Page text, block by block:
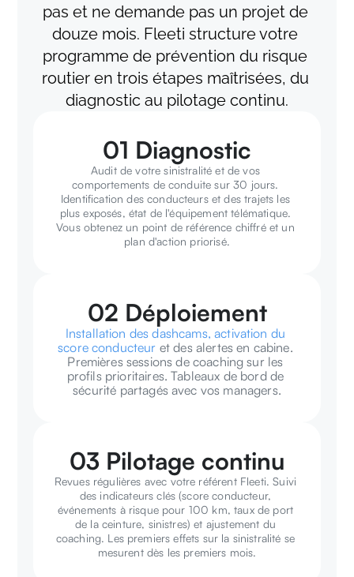
pas et ne demande pas un projet de
douze mois. Fleeti structure votre
programme de prévention du risque
routier en trois étapes maîtrisées, du
diagnostic au pilotage continu.
01 Diagnostic
Audit de votre sinistralité et de vos
comportements de conduite sur 30 jours.
Identification des conducteurs et des trajets les
plus exposés, état de l'équipement télématique.
Vous obtenez un point de référence chiffré et un
plan d'action priorisé.
02 Déploiement
Installation des dashcams, activation du
score conducteur et des alertes en cabine.
Premières sessions de coaching sur les
profils prioritaires. Tableaux de bord de
sécurité partagés avec vos managers.
03 Pilotage continu
Revues régulières avec votre référent Fleeti. Suivi
des indicateurs clés (score conducteur,
événements à risque pour 100 km, taux de port
de la ceinture, sinistres) et ajustement du
coaching. Les premiers effets sur la sinistralité se
mesurent dès les premiers mois.